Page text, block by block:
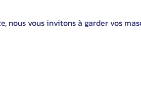
nous vous invitons à garder vos